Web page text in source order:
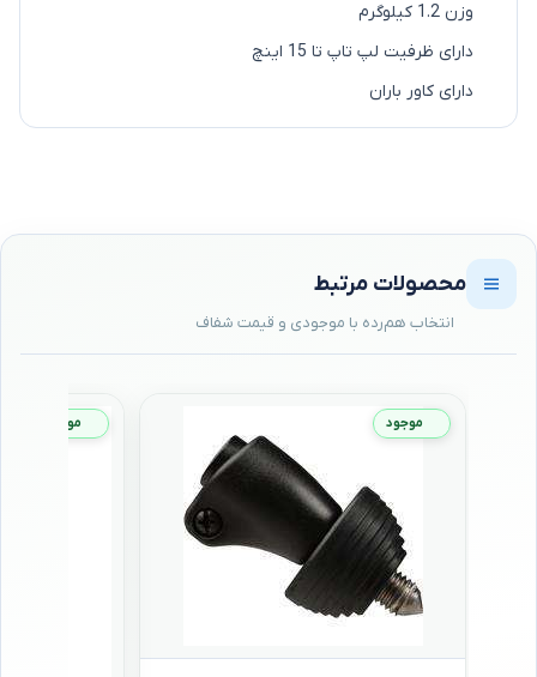
وزن 1.2 کیلوگرم
دارای ظرفیت لپ تاپ تا 15 اینچ
دارای کاور باران
محصولات مرتبط
موجود موجود